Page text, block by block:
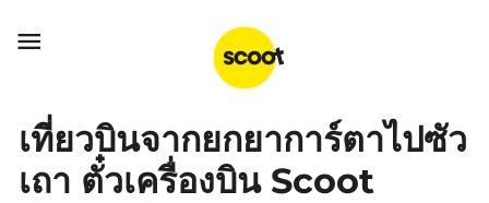

เที่ยวบินจากยกยาการ์ตาไปซัว
เถา ตั๋วเครื่องบิน Scoot